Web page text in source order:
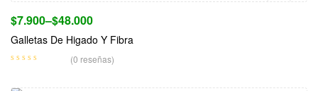
$7.900–$48.000
Galletas De Higado Y Fibra
(0 reseñas)
Seleccionar Opciones